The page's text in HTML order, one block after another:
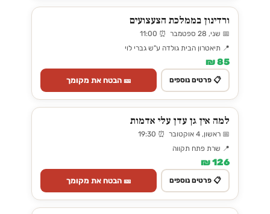
ורדינון בממלכת הצעצועים
📅 שני, 28 ספטמבר ⏰ 11:00
📍 תיאטרון הבית גולדה ע"ש גברי לוי
85 ₪
📋 פרטים נוספים 🎫 הבטח את מקומך
למה אין גן עדן עלי אדמות
📅 ראשון, 4 אוקטובר ⏰ 19:30
📍 שרת פתח תקווה
126 ₪
📋 פרטים נוספים 🎫 הבטח את מקומך